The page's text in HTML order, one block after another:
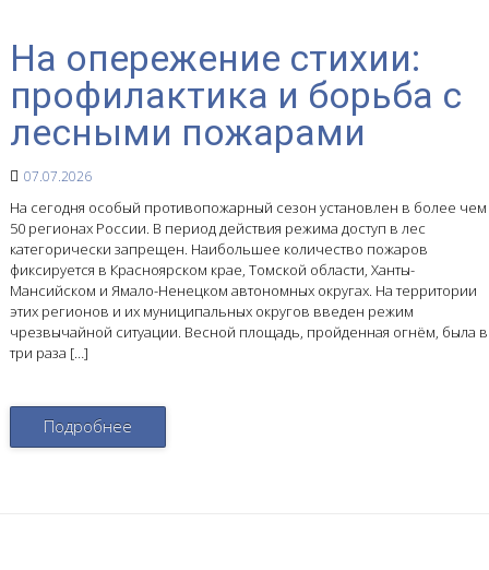
На опережение стихии:
профилактика и борьба с
лесными пожарами
07.07.2026
На сегодня особый противопожарный сезон установлен в более чем
50 регионах России. В период действия режима доступ в лес
категорически запрещен. Наибольшее количество пожаров
фиксируется в Красноярском крае, Томской области, Ханты-
Мансийском и Ямало-Ненецком автономных округах. На территории
этих регионов и их муниципальных округов введен режим
чрезвычайной ситуации. Весной площадь, пройденная огнём, была в
три раза […]
Подробнее